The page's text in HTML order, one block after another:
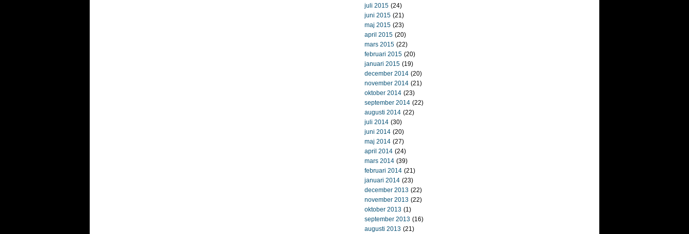
juli 2015 (24)
juni 2015 (21)
maj 2015 (23)
april 2015 (20)
mars 2015 (22)
februari 2015 (20)
januari 2015 (19)
december 2014 (20)
november 2014 (21)
oktober 2014 (23)
september 2014 (22)
augusti 2014 (22)
juli 2014 (30)
juni 2014 (20)
maj 2014 (27)
april 2014 (24)
mars 2014 (39)
februari 2014 (21)
januari 2014 (23)
december 2013 (22)
november 2013 (22)
oktober 2013 (1)
september 2013 (16)
augusti 2013 (21)